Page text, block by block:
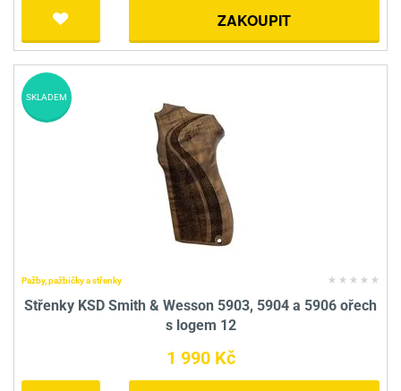
ZAKOUPIT
Pažby, pažbičky a střenky
Střenky KSD Smith & Wesson 5903, 5904 a 5906 ořech
s logem 12
1 990 Kč
SKLADEM